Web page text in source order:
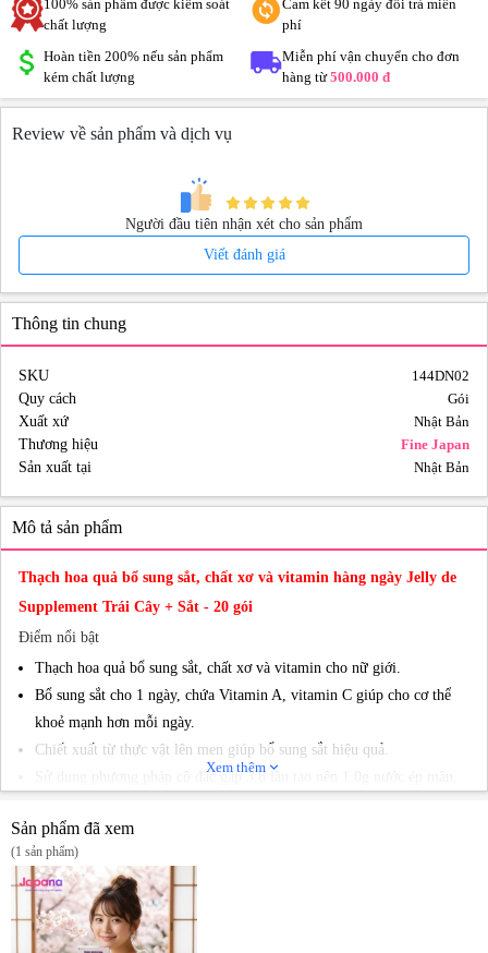
100% sản phẩm được kiểm soát
chất lượng
Cam kết 90 ngày đổi trả miễn
phí
Hoàn tiền 200% nếu sản phẩm
kém chất lượng
Miễn phí vận chuyển cho đơn
hàng từ500.000 đ
Review về sản phẩm và dịch vụ
Người đầu tiên nhận xét cho sản phẩm
Viết đánh giá
Thông tin chung
SKU
144DN02
Quy cách
Gói
Xuất xứ
Nhật Bản
Thương hiệu
Fine Japan
Sản xuất tại
Nhật Bản
Mô tả sản phẩm
Thạch hoa quả bổ sung sắt, chất xơ và vitamin hàng ngày Jelly de
Supplement Trái Cây + Sắt - 20 gói
Điểm nổi bật
Thạch hoa quả bổ sung sắt, chất xơ và vitamin cho nữ giới.
Bổ sung sắt cho 1 ngày, chứa Vitamin A, vitamin C giúp cho cơ thể
khoẻ mạnh hơn mỗi ngày.
Chiết xuất từ thực vật lên men giúp bổ sung sắt hiệu quả.
Sử dụng phương pháp cô đặc gấp 3.8 lần tạo nên 1.0g nước ép mận,
tạo thành 1.15g nứơc ép táo
Công dụng
Bổ sung đủ nhu cầu Vitamin A, Vitamin C, Sắt, Chất xơ
Hỗ trợ tăng cường sức khỏe (đặc biệt với phụ nữ), làm đẹp da
Bổ sung 6.8mg Sắt, đủ cho nhu cầu một ngày của phụ nữ trưởng
Xem thêm expand_more
Sản phẩm đã xem
(1 sản phẩm)